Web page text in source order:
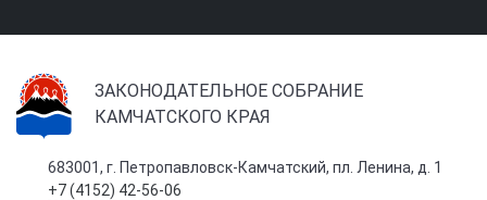
ЗАКОНОДАТЕЛЬНОЕ СОБРАНИЕ
КАМЧАТСКОГО КРАЯ
683001, г. Петропавловск-Камчатский, пл. Ленина, д. 1
+7 (4152) 42-56-06